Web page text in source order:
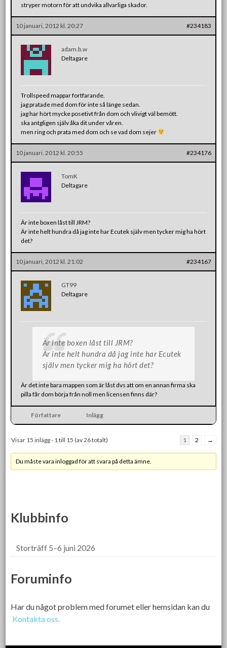
stryper motorn för att undvika allvarliga skador.
10 januari, 2012 kl. 20:27 #234183
adam.b.w
Deltagare
Trollspeed mappar fortfarande.
jag pratade med dom för inte så länge sedan.
jag har hört mycke posetivt från dom och vlivigt väl bemött.
ska antgligen själv åka dit under våren.
men ring och prata med dom och se vad dom sejer
10 januari, 2012 kl. 20:55 #234176
TomK
Deltagare
Är inte boxen låst till JRM?
Är inte helt hundra då jag inte har Ecutek själv men tycker mig ha hört
det?
10 januari, 2012 kl. 21:02 #234167
GT99
Deltagare
Är inte boxen låst till JRM?
Är inte helt hundra då jag inte har Ecutek
själv men tycker mig ha hört det?
Är det inte bara mappen som är låst dvs att om en annan firma ska
pilla får dom börja från noll men licensen finns där?
Författare Inlägg
Visar 15 inlägg - 1 till 15 (av 26 totalt) 1 2 →
Du måste vara inloggad för att svara på detta ämne.
Klubbinfo
Storträff 5–6 juni 2026
Foruminfo
Har du något problem med forumet eller hemsidan kan du
Kontakta oss.